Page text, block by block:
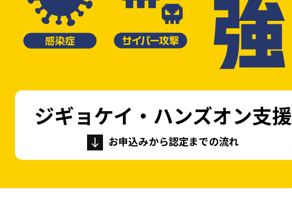
ジギョケイ・ハンズオン支援
お申込みから認定までの流れ